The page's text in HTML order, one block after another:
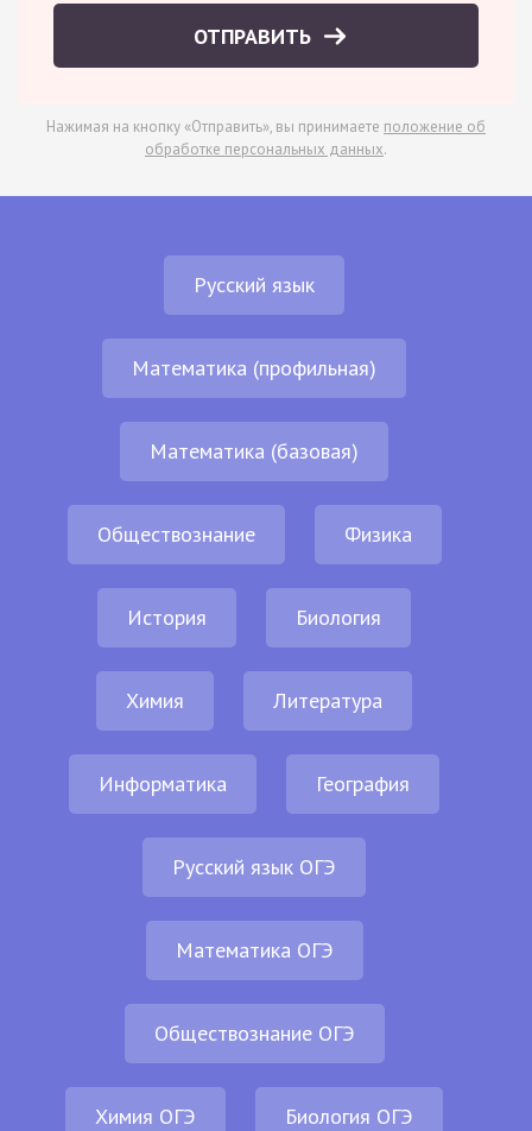
ОТПРАВИТЬ
Нажимая на кнопку «Отправить», вы принимаете положение об
обработке персональных данных.
Русский язык
Математика (профильная)
Математика (базовая)
Обществознание Физика
История Биология
Химия Литература
Информатика География
Русский язык ОГЭ
Математика ОГЭ
Обществознание ОГЭ
Химия ОГЭ Биология ОГЭ